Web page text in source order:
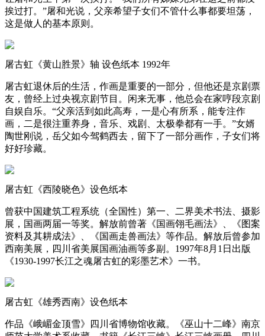
挨过打。”屠和光说，父亲希望子女们不管什么事都要坦荡，
这是做人的基本原则。
屠古虹《黄山胜景》轴 设色纸本 1992年
屠古虹退休后的生活，作画是重要的一部分，但他还是京剧票
友，曾经上过央视京剧节目。闲来无事，他总会在家哼段京剧
自娱自乐。“父亲活到如此高寿，一是心有所系，能专注作
画，二是很注重养身，音乐、戏剧、太极拳都有一手。”女婿
陶世刚说，岳父如今驾鹤西去，留下了一部分画作，子女们将
好好珍藏。
屠古虹《西陵晓色》设色纸本
曾获中国建筑工程系统（全国性）第一、二界美术书法、摄影
展，国画两届一等奖。解放前曾著《国画翎毛画法》、《图案
资料及其耕成法》、《国画走兽画法》等作品。解放后曾参加
西南美展，四川省美展国画油画等多副。1997年8月1日出版
《1930-1997长江之魂屠古虹的彩墨艺术》一书。
屠古虹《雄秀西南》设色纸本
作品《峨嵋金顶雪》四川省博物馆收藏。《巫山十二峰》南京